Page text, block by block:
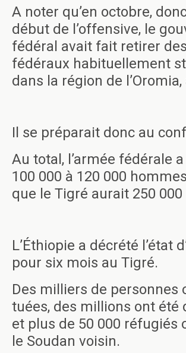
A noter qu’en octobre,
début de l’offensive, le
fédéral avait fait retirer
fédéraux habituellement
dans la région de l’Oromia,
Il se préparait donc au
Au total, l’armée fédérale
100 000 à 120 000
que le Tigré aurait 250
L’Éthiopie a décrété l’état
pour six mois au Tigré.
Des milliers de personnes
tuées, des millions ont été
et plus de 50 000 réfugiés
le Soudan voisin.